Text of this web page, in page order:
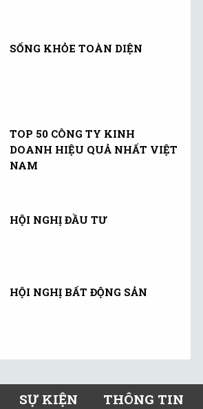
SỐNG KHỎE TOÀN DIỆN
TOP 50 CÔNG TY KINH
DOANH HIỆU QUẢ NHẤT VIỆT
NAM
HỘI NGHỊ ĐẦU TƯ
HỘI NGHỊ BẤT ĐỘNG SẢN
SỰ KIỆN
THÔNG TIN